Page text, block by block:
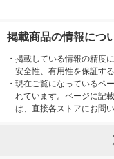
掲載商品の情報につ
・ 掲載している情報の精度
安全性、有用性を保証す
・ 現在ご覧になっているペ
れています。ページに記
は、直接各ストアにお問